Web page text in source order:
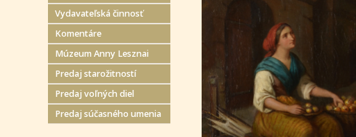
Vydavateľská činnosť
Komentáre
Múzeum Anny Lesznai
Predaj starožitností
Predaj voľných diel
Predaj súčasného umenia